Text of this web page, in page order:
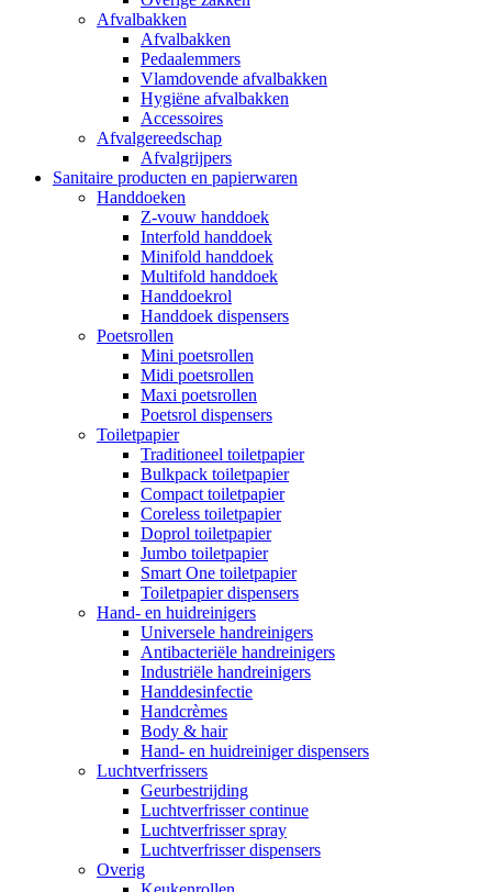
Afvalbakken
Afvalbakken
Pedaalemmers
Vlamdovende afvalbakken
Hygiëne afvalbakken
Accessoires
Afvalgereedschap
Afvalgrijpers
Sanitaire producten en papierwaren
Handdoeken
Z-vouw handdoek
Interfold handdoek
Minifold handdoek
Multifold handdoek
Handdoekrol
Handdoek dispensers
Poetsrollen
Mini poetsrollen
Midi poetsrollen
Maxi poetsrollen
Poetsrol dispensers
Toiletpapier
Traditioneel toiletpapier
Bulkpack toiletpapier
Compact toiletpapier
Coreless toiletpapier
Doprol toiletpapier
Jumbo toiletpapier
Smart One toiletpapier
Toiletpapier dispensers
Hand- en huidreinigers
Universele handreinigers
Antibacteriële handreinigers
Industriële handreinigers
Handdesinfectie
Handcrèmes
Body & hair
Hand- en huidreiniger dispensers
Luchtverfrissers
Geurbestrijding
Luchtverfrisser continue
Luchtverfrisser spray
Luchtverfrisser dispensers
Overig